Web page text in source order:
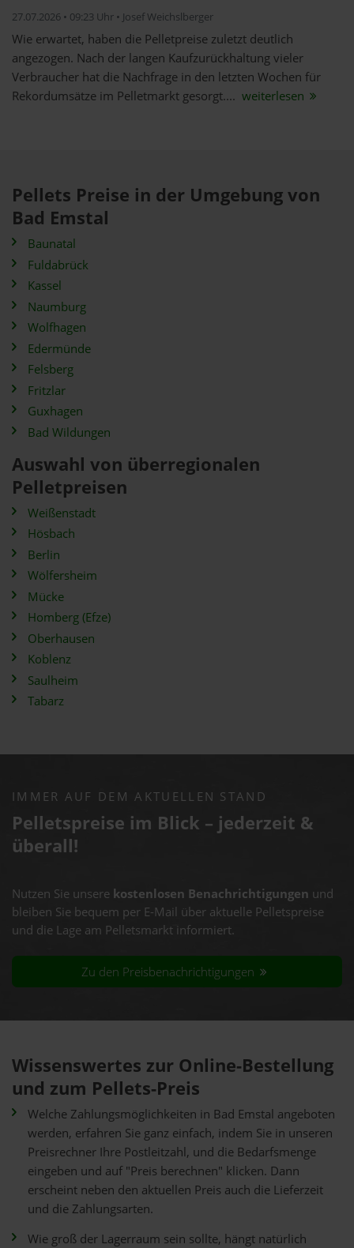
27.07.2026 • 09:23 Uhr • Josef Weichslberger
Wie erwartet, haben die Pelletpreise zuletzt deutlich
angezogen. Nach der langen Kaufzurückhaltung vieler
Verbraucher hat die Nachfrage in den letzten Wochen für
Rekordumsätze im Pelletmarkt gesorgt.... weiterlesen
Pellets Preise in der Umgebung von
Bad Emstal
Baunatal
Fuldabrück
Kassel
Naumburg
Wolfhagen
Edermünde
Felsberg
Fritzlar
Guxhagen
Bad Wildungen
Auswahl von überregionalen
Pelletpreisen
Weißenstadt
Hösbach
Berlin
Wölfersheim
Mücke
Homberg (Efze)
Oberhausen
Koblenz
Saulheim
Tabarz
IMMER AUF DEM AKTUELLEN STAND
Pelletspreise im Blick – jederzeit &
überall!
Nutzen Sie unsere kostenlosen Benachrichtigungen und
bleiben Sie bequem per E-Mail über aktuelle Pelletspreise
und die Lage am Pelletsmarkt informiert.
Zu den Preisbenachrichtigungen
Wissenswertes zur Online-Bestellung
und zum Pellets-Preis
Welche Zahlungsmöglichkeiten in Bad Emstal angeboten
werden, erfahren Sie ganz einfach, indem Sie in unseren
Preisrechner Ihre Postleitzahl, und die Bedarfsmenge
eingeben und auf "Preis berechnen" klicken. Dann
erscheint neben den aktuellen Preis auch die Lieferzeit
und die Zahlungsarten.
Wie groß der Lagerraum sein sollte, hängt natürlich